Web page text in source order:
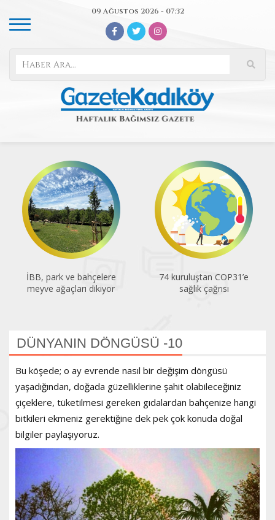
09 Ağustos 2026 - 07:32
İBB, park ve bahçelere
meyve ağaçları dikiyor
74 kuruluştan COP31’e
sağlık çağrısı
DÜNYANIN DÖNGÜSÜ -10
Bu köşede; o ay evrende nasıl bir değişim döngüsü
yaşadığından, doğada güzelliklerine şahit olabileceğiniz
çiçeklere, tüketilmesi gereken gıdalardan bahçenize hangi
bitkileri ekmeniz gerektiğine dek pek çok konuda doğal
bilgiler paylaşıyoruz.